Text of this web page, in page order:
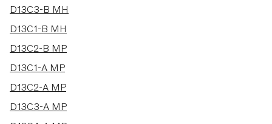
37 results
D13C3-B MH
D13C1-B MH
D13C2-B MP
D13C1-A MP
D13C2-A MP
D13C3-A MP